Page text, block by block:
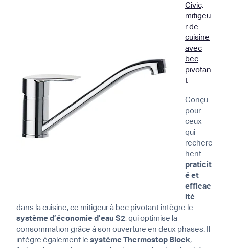
Civic,
mitigeu
r de
cuisine
avec
bec
pivotan
t
Conçu
pour
ceux
qui
recherc
hent
praticit
é et
efficac
ité
dans la cuisine, ce mitigeur à bec pivotant intègre le
système d’économie d’eau S2, qui optimise la
consommation grâce à son ouverture en deux phases. Il
intègre également le système Thermostop Block,